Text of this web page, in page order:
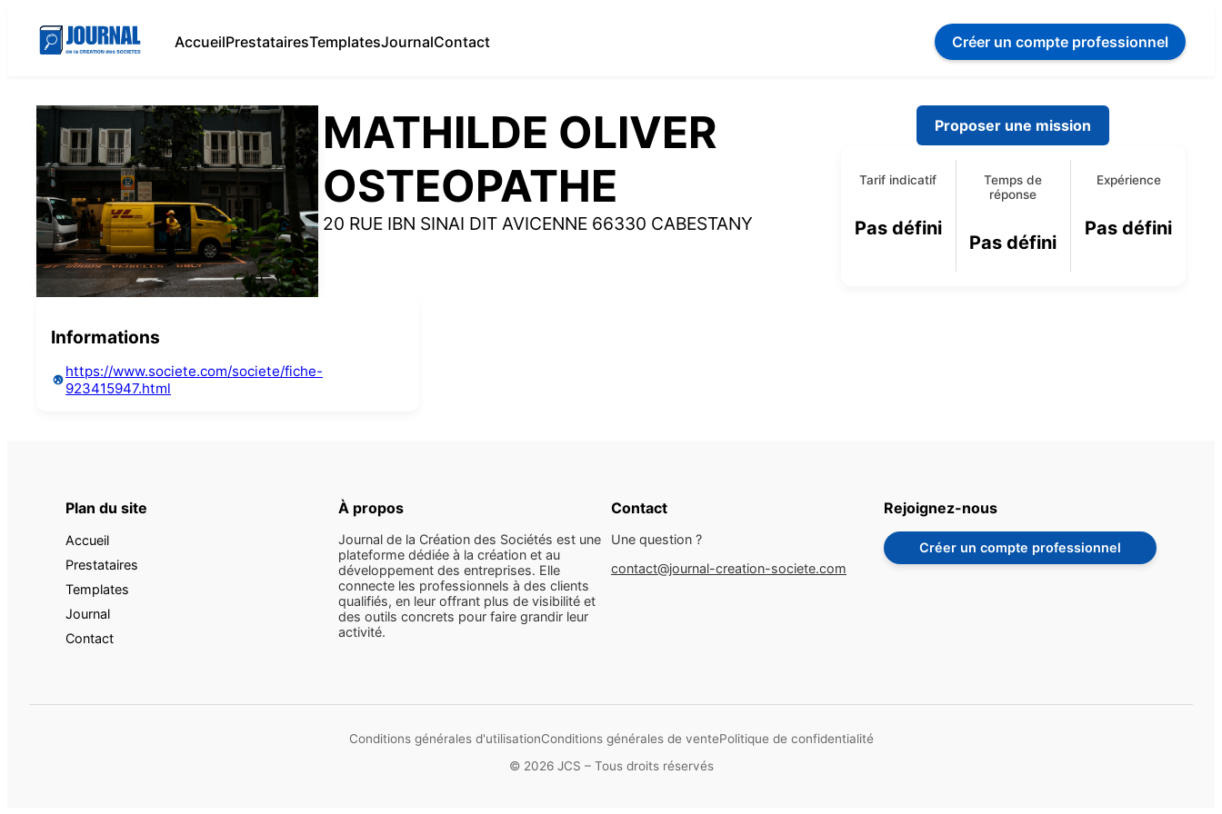
AccueilPrestatairesTemplatesJournalContact Créer un compte professionnel
MATHILDE OLIVER
OSTEOPATHE
20 RUE IBN SINAI DIT AVICENNE 66330 CABESTANY
Proposer une mission
Tarif indicatif
Pas défini
Temps de
réponse
Pas défini
Expérience
Pas défini
Informations
https://www.societe.com/societe/fiche-
923415947.html
Plan du site
Accueil
Prestataires
Templates
Journal
Contact
À propos
Journal de la Création des Sociétés est une
plateforme dédiée à la création et au
développement des entreprises. Elle
connecte les professionnels à des clients
qualifiés, en leur offrant plus de visibilité et
des outils concrets pour faire grandir leur
activité.
Contact
Une question ?
contact@journal-creation-societe.com
Rejoignez-nous
Créer un compte professionnel
Conditions générales d'utilisationConditions générales de ventePolitique de confidentialité
© 2026 JCS – Tous droits réservés